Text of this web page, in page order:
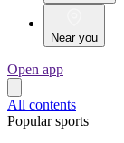
Near you
Open app
All contents
Popular sports